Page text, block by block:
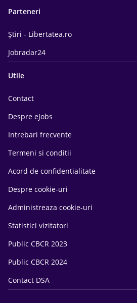
Parteneri
Știri - Libertatea.ro
Jobradar24
Utile
Contact
Despre eJobs
Intrebari frecvente
Termeni si conditii
Acord de confidentialitate
Despre cookie-uri
Administreaza cookie-uri
Statistici vizitatori
Public CBCR 2023
Public CBCR 2024
Contact DSA